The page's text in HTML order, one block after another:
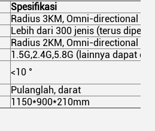
Spesifikasi
Radius 3KM, Omni-directional
Lebih dari 300 jenis (terus
Radius 2KM, Omni-directional
1.5G,2.4G,5.8G (lainnya dapat
<10 °
Pulanglah, darat
1150*900*210mm